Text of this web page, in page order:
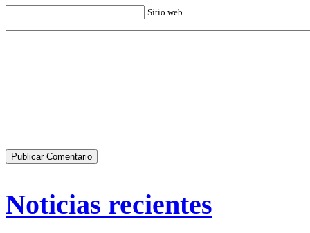
Sitio web
Noticias recientes